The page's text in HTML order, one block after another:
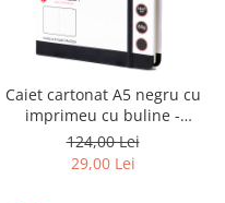
Caiet cartonat A5 negru cu
imprimeu cu buline -
Peterson PTR-PTN NOT-6-KP-
52-9195
124,00 Lei
29,00 Lei